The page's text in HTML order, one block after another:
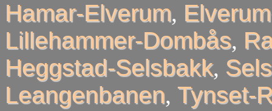
Hamar-Elverum,
Lillehammer-Dombås,
Heggstad-Selsbakk,
Leangenbanen, Tynset-